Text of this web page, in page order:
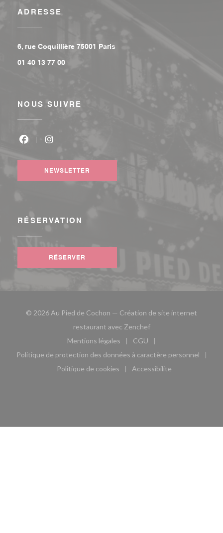
ADRESSE
6, rue Coquillière 75001 Paris
01 40 13 77 00
NOUS SUIVRE
NEWSLETTER
RÉSERVATION
RÉSERVER
© 2026 Au Pied de Cochon — Création de site internet
restaurant avec Zenchef((ouvre une nouvelle
Mentions légales
((ouvre une nouvelle fenêtre))
CGU
((ouvre une nouvelle
Politique de protection des données à caractère personnel
((ouvre une nouvelle fenêtre))
Politique de cookies
((ouvre une nouvelle fenêtre))
Accessibilite